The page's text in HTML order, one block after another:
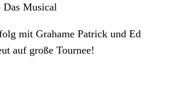
Musical
mit Grahame Patrick und Ed
auf große Tournee!